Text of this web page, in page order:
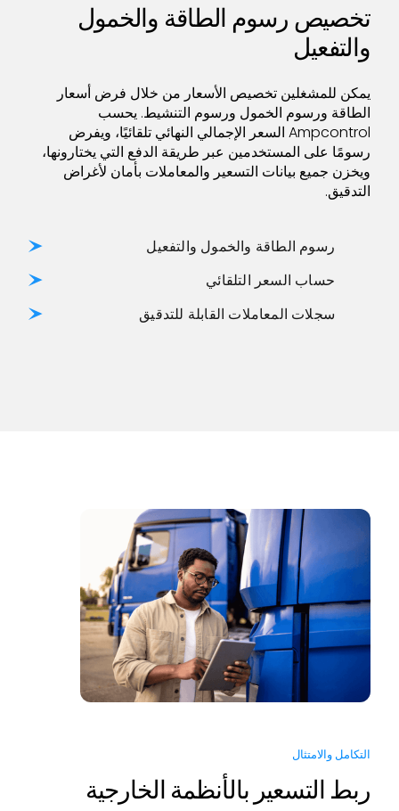
تخصيص رسوم الطاقة والخمول
والتفعيل
يمكن للمشغلين تخصيص الأسعار من خلال فرض أسعار
الطاقة ورسوم الخمول ورسوم التنشيط. يحسب
Ampcontrol السعر الإجمالي النهائي تلقائيًا، ويفرض
رسومًا على المستخدمين عبر طريقة الدفع التي يختارونها،
ويخزن جميع بيانات التسعير والمعاملات بأمان لأغراض
التدقيق.
رسوم الطاقة والخمول والتفعيل
حساب السعر التلقائي
سجلات المعاملات القابلة للتدقيق
التكامل والامتثال
ربط التسعير بالأنظمة الخارجية